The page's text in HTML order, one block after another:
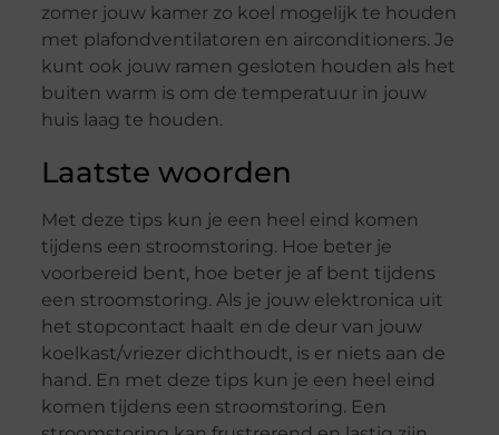
zomer jouw kamer zo koel mogelijk te houden
met plafondventilatoren en airconditioners. Je
kunt ook jouw ramen gesloten houden als het
buiten warm is om de temperatuur in jouw
huis laag te houden.
Laatste woorden
Met deze tips kun je een heel eind komen
tijdens een stroomstoring. Hoe beter je
voorbereid bent, hoe beter je af bent tijdens
een stroomstoring. Als je jouw elektronica uit
het stopcontact haalt en de deur van jouw
koelkast/vriezer dichthoudt, is er niets aan de
hand. En met deze tips kun je een heel eind
komen tijdens een stroomstoring. Een